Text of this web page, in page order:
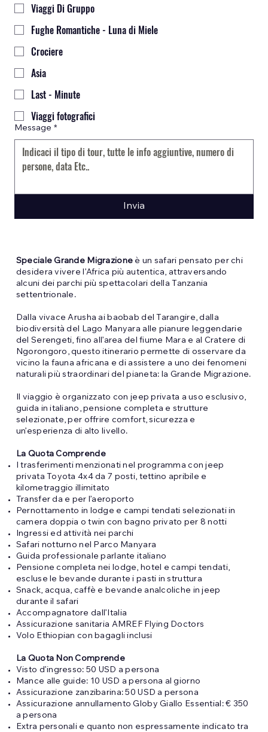
Viaggi Di Gruppo
Fughe Romantiche - Luna di Miele
Crociere
Asia
Last - Minute
Viaggi fotografici
Message *
Invia
Speciale Grande Migrazione è un safari pensato per chi
desidera vivere l’Africa più autentica, attraversando
alcuni dei parchi più spettacolari della Tanzania
settentrionale.
Dalla vivace Arusha ai baobab del Tarangire, dalla
biodiversità del Lago Manyara alle pianure leggendarie
del Serengeti, fino all’area del fiume Mara e al Cratere di
Ngorongoro, questo itinerario permette di osservare da
vicino la fauna africana e di assistere a uno dei fenomeni
naturali più straordinari del pianeta: la Grande Migrazione.
Il viaggio è organizzato con jeep privata a uso esclusivo,
guida in italiano, pensione completa e strutture
selezionate, per offrire comfort, sicurezza e
un’esperienza di alto livello.
La Quota Comprende
I trasferimenti menzionati nel programma con jeep
privata Toyota 4x4 da 7 posti, tettino apribile e
kilometraggio illimitato
Transfer da e per l’aeroporto
Pernottamento in lodge e campi tendati selezionati in
camera doppia o twin con bagno privato per 8 notti
Ingressi ed attività nei parchi
Safari notturno nel Parco Manyara
Guida professionale parlante italiano
Pensione completa nei lodge, hotel e campi tendati,
escluse le bevande durante i pasti in struttura
Snack, acqua, caffè e bevande analcoliche in jeep
durante il safari
Accompagnatore dall’Italia
Assicurazione sanitaria AMREF Flying Doctors
Volo Ethiopian con bagagli inclusi
La Quota Non Comprende
Visto d’ingresso: 50 USD a persona
Mance alle guide: 10 USD a persona al giorno
Assicurazione zanzibarina: 50 USD a persona
Assicurazione annullamento Globy Giallo Essential: € 350
a persona
Extra personali e quanto non espressamente indicato tra